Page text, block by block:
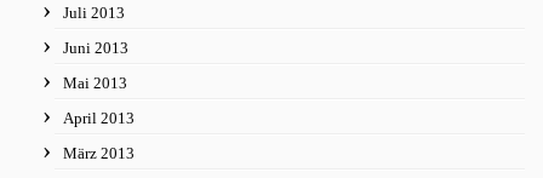
Juli 2013
Juni 2013
Mai 2013
April 2013
März 2013